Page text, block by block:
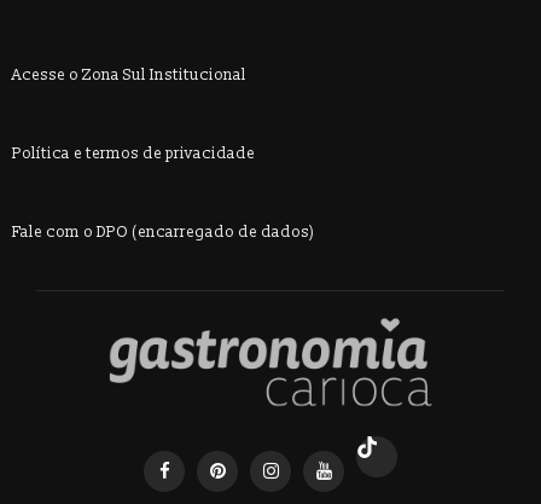
Acesse o Zona Sul Institucional
Política e termos de privacidade
Fale com o DPO (encarregado de dados)